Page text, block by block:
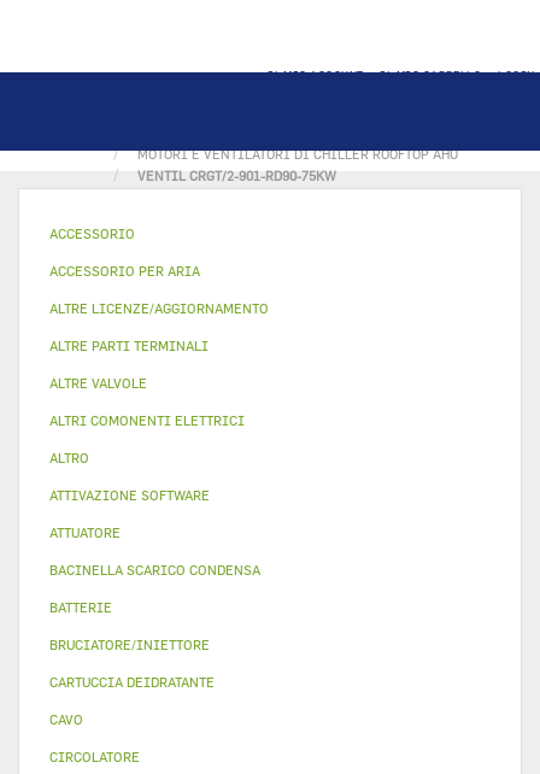
IL MIO ACCOUNT IL MIO CARRELLO LOGIN
MOTORI E VENTILATORI DI CHILLER ROOFTOP AHU
VENTIL CRGT/2-901-RD90-75KW
ACCESSORIO
ACCESSORIO PER ARIA
ALTRE LICENZE/AGGIORNAMENTO
ALTRE PARTI TERMINALI
ALTRE VALVOLE
ALTRI COMONENTI ELETTRICI
ALTRO
ATTIVAZIONE SOFTWARE
ATTUATORE
BACINELLA SCARICO CONDENSA
BATTERIE
BRUCIATORE/INIETTORE
CARTUCCIA DEIDRATANTE
CAVO
CIRCOLATORE